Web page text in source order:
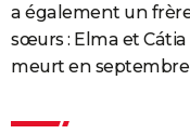
a également un
sœurs : Elma et Cátia
meurt en septembre